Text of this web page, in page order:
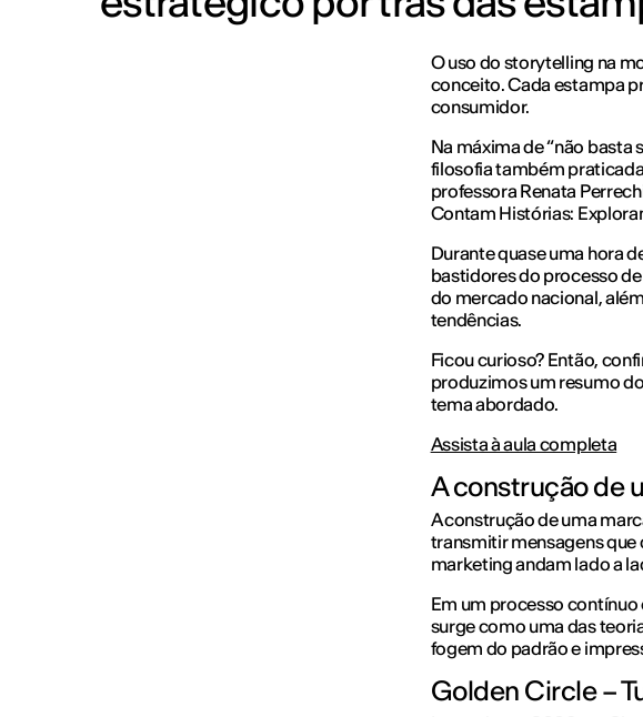
O uso do storytelling na
conceito. Cada estampa
consumidor.
Na máxima de “não basta
filosofia também
professora Renata
Contam Histórias:
Durante quase uma hora
bastidores do processo
do mercado nacional,
tendências.
Ficou curioso? Então,
produzimos um resumo
tema abordado.
Assista à aula completa
A construção de
A construção de uma
transmitir mensagens
marketing andam lado a
Em um processo
surge como uma das
fogem do padrão e
Golden Circle –